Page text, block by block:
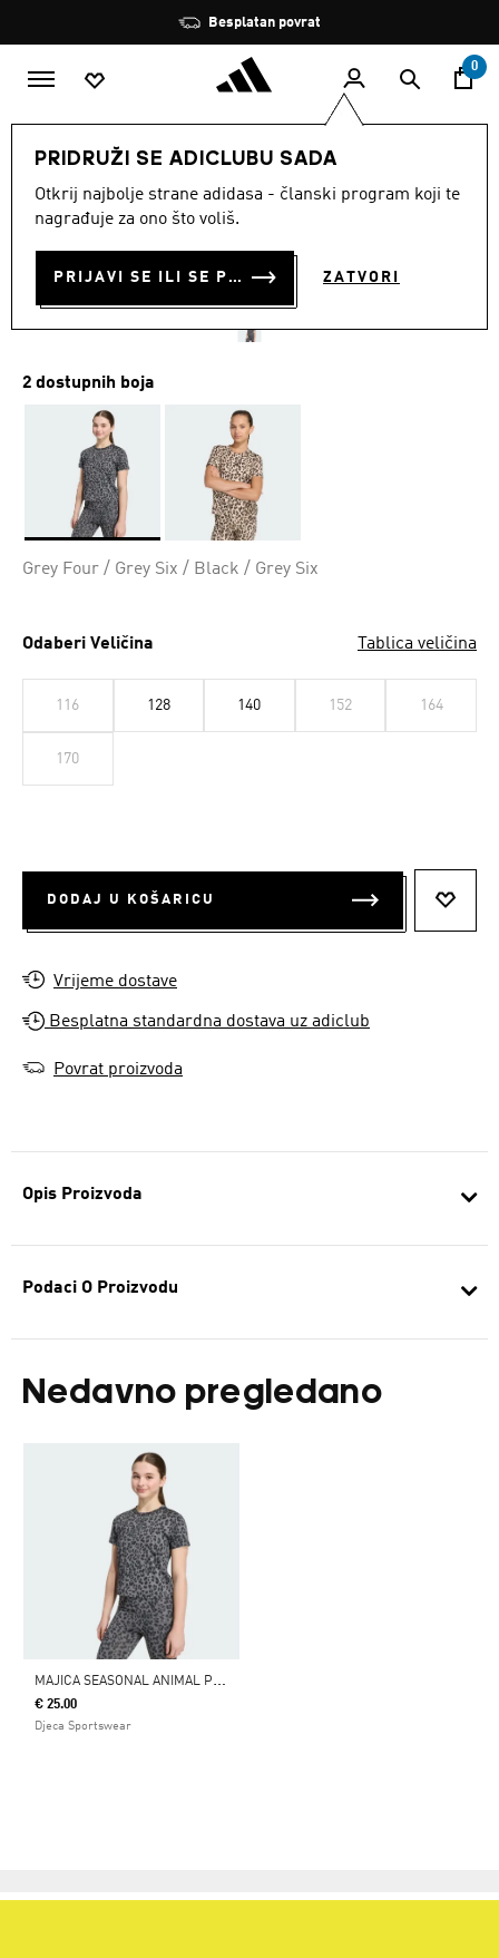
Zaustavi
rotaciju
Besplatan povrat
0
PRIDRUŽI SE ADICLUBU SADA
Otkrij najbolje strane adidasa - članski program koji te
nagrađuje za ono što voliš.
PRIJAVI SE ILI SE PRIDRUŽI SADA ZATVORI
Opis Proizvoda
Podaci O Proizvodu
Nedavno pregledano
M
AJICA SEASONAL ANIMAL PRINT SPORT
€ 25.00
Djeca Sportswear
Odjeća
MAJICA SEASONAL ANIMAL
PRINT SPORT
2 dostupnih boja
Grey Four / Grey Six / Black / Grey Six
Odaberi Veličina Tablica veličina
116 128 140 152 164
170
DODAJ U KOŠARICU
Vrijeme dostave
Besplatna standardna dostava uz adiclub
Povrat proizvoda